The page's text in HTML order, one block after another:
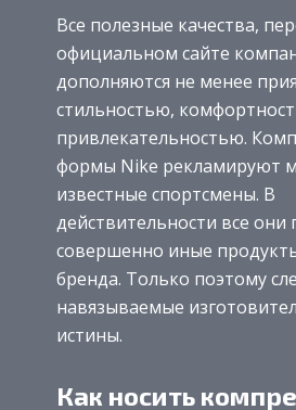
Все полезные качества,
официальном сайте
дополняются не менее
стильностью,
привлекательностью.
формы Nike рекламируют
известные спортсмены. В
действительности все
совершенно иные
бренда. Только поэтому
навязываемые
истины.
Как носить